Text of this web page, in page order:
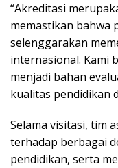
“Akreditasi
memastikan bahwa
selenggarakan
internasional. Kami
menjadi bahan
kualitas pendidikan
Selama visitasi, tim
terhadap berbagai
pendidikan, serta